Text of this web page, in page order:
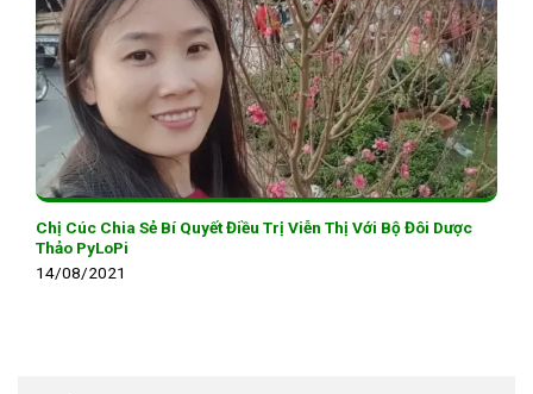
Chị Cúc Chia Sẻ Bí Quyết Điều Trị Viễn Thị Với Bộ Đôi Dược
Thảo PyLoPi
14/08/2021